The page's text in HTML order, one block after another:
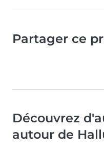
Partager ce
Découvrez
autour de